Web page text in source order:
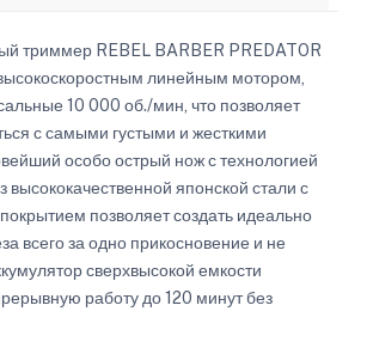
триммер REBEL BARBER PREDATOR
линейным мотором,
10 000 об./мин, что позволяет
с самыми густыми и жесткими
особо острый нож с технологией
высококачественной японской стали с
позволяет создать идеально
всего за одно прикосновение и не
сверхвысокой емкости
работу до 120 минут без